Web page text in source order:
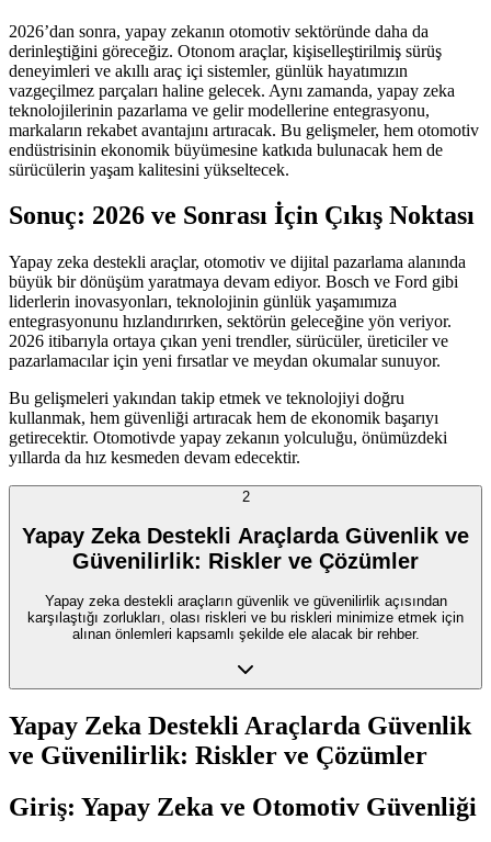
2026’dan sonra, yapay zekanın otomotiv sektöründe daha da
derinleştiğini göreceğiz. Otonom araçlar, kişiselleştirilmiş sürüş
deneyimleri ve akıllı araç içi sistemler, günlük hayatımızın
vazgeçilmez parçaları haline gelecek. Aynı zamanda, yapay zeka
teknolojilerinin pazarlama ve gelir modellerine entegrasyonu,
markaların rekabet avantajını artıracak. Bu gelişmeler, hem otomotiv
endüstrisinin ekonomik büyümesine katkıda bulunacak hem de
sürücülerin yaşam kalitesini yükseltecek.
Sonuç: 2026 ve Sonrası İçin Çıkış Noktası
Yapay zeka destekli araçlar, otomotiv ve dijital pazarlama alanında
büyük bir dönüşüm yaratmaya devam ediyor. Bosch ve Ford gibi
liderlerin inovasyonları, teknolojinin günlük yaşamımıza
entegrasyonunu hızlandırırken, sektörün geleceğine yön veriyor.
2026 itibarıyla ortaya çıkan yeni trendler, sürücüler, üreticiler ve
pazarlamacılar için yeni fırsatlar ve meydan okumalar sunuyor.
Bu gelişmeleri yakından takip etmek ve teknolojiyi doğru
kullanmak, hem güvenliği artıracak hem de ekonomik başarıyı
getirecektir. Otomotivde yapay zekanın yolculuğu, önümüzdeki
yıllarda da hız kesmeden devam edecektir.
2
Yapay Zeka Destekli Araçlarda Güvenlik ve
Güvenilirlik: Riskler ve Çözümler
Yapay zeka destekli araçların güvenlik ve güvenilirlik açısından
karşılaştığı zorlukları, olası riskleri ve bu riskleri minimize etmek için
alınan önlemleri kapsamlı şekilde ele alacak bir rehber.
Yapay Zeka Destekli Araçlarda Güvenlik
ve Güvenilirlik: Riskler ve Çözümler
Giriş: Yapay Zeka ve Otomotiv Güvenliği